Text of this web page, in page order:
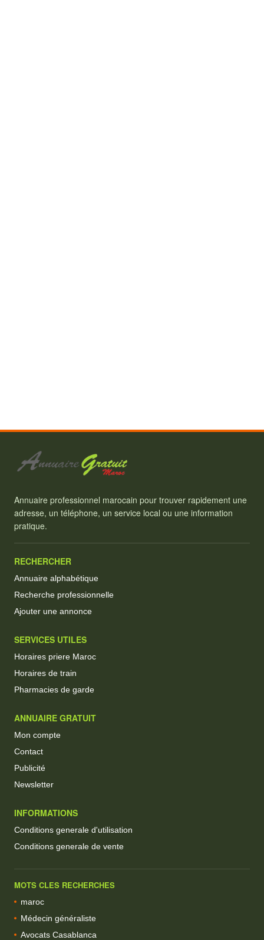
Annuaire professionnel marocain pour trouver rapidement une
adresse, un téléphone, un service local ou une information
pratique.
RECHERCHER
Annuaire alphabétique
Recherche professionnelle
Ajouter une annonce
SERVICES UTILES
Horaires priere Maroc
Horaires de train
Pharmacies de garde
ANNUAIRE GRATUIT
Mon compte
Contact
Publicité
Newsletter
INFORMATIONS
Conditions generale d'utilisation
Conditions generale de vente
MOTS CLES RECHERCHES
maroc
Médecin généraliste
Avocats Casablanca